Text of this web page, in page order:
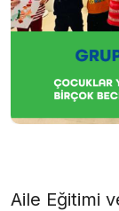
Aile Eğitimi